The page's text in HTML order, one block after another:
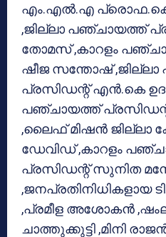
എം.എൽ.എ
,ജില്ലാ പഞ്ചായത്ത്
തോമസ് ,കാറളം
ഷീജ സന്തോഷ്
പ്രസിഡന്റ് എൻ.കെ
പഞ്ചായത്ത്
,ലൈഫ് മിഷൻ ജില്ലാ
ഡേവിഡ് ,കാറളം
പ്രസിഡന്റ് സുനിത
,ജനപ്രതിനിധികളായ
,പ്രമീള അശോകൻ
ചാത്തുക്കുട്ടി ,മിനി